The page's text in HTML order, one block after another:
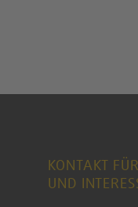
KONTAKT
UND